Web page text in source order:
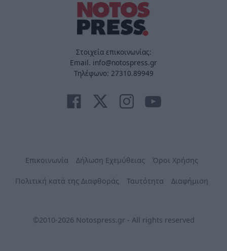
Στοιχεία επικοινωνίας:
Email. info@notospress.gr
Τηλέφωνο: 27310.89949
Επικοινωνία Δήλωση Εχεμύθειας Όροι Χρήσης
Πολιτική κατά της Διαφθοράς Ταυτότητα Διαφήμιση
©2010-2026 Notospress.gr - All rights reserved